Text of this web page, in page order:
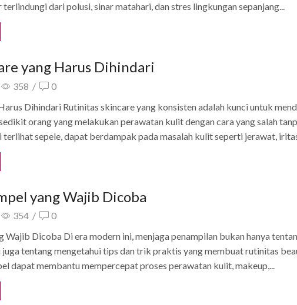
dari polusi, sinar matahari, dan stres lingkungan sepanjang...
yang Harus Dihindari
358 /
0
Dihindari Rutinitas skincare yang konsisten adalah kunci untuk
orang yang melakukan perawatan kulit dengan cara yang salah
terlihat sepele, dapat berdampak pada masalah kulit seperti jerawat,
yang Wajib Dicoba
354 /
0
Wajib Dicoba Di era modern ini, menjaga penampilan bukan hanya
tentang mengetahui tips dan trik praktis yang membuat rutinitas
dapat membantu mempercepat proses perawatan kulit, makeup,...